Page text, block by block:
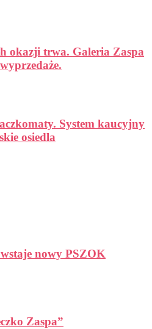
okazji trwa. Galeria Zaspa
System kaucyjny
osiedla
nowy PSZOK
Zaspa”